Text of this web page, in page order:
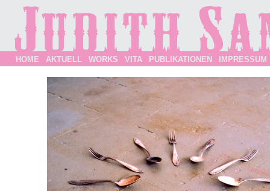
HOME AKTUELL WORKS VITA PUBLIKATIONEN IMPRESSUM